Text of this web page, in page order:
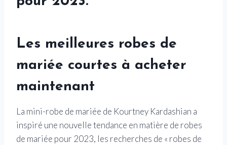
Les meilleures robes de
mariée courtes à acheter
maintenant
La mini-robe de mariée de Kourtney Kardashian a
inspiré une nouvelle tendance en matière de robes
de mariée pour 2023, les recherches de « robes de